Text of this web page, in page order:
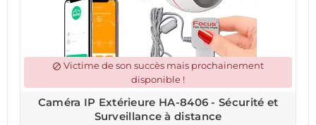
block Victime de son succès mais prochainement
disponible !
Caméra IP Extérieure HA-8406 - Sécurité et
Surveillance à distance